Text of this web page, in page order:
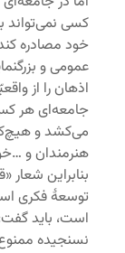
کسی نمی‌تواند
خود مصادره کند
عمومی و
اذهان را از
جامعه‌ای هر
می‌کشد و
هنرمندان و
بنابراین
توسعۀ فکری
است، باید
نسنجیده